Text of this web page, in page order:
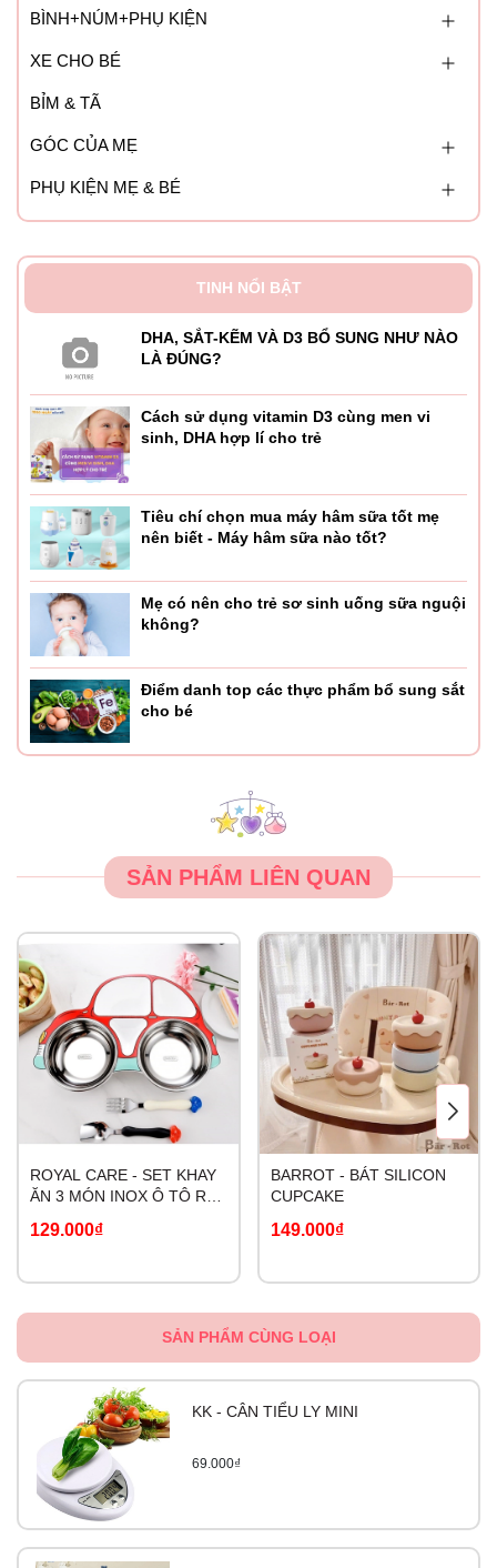
BÌNH+NÚM+PHỤ KIỆN
XE CHO BÉ
BỈM & TÃ
GÓC CỦA MẸ
PHỤ KIỆN MẸ & BÉ
TINH NỔI BẬT
DHA, SẮT-KẼM VÀ D3 BỔ SUNG NHƯ NÀO
LÀ ĐÚNG?
Cách sử dụng vitamin D3 cùng men vi
sinh, DHA hợp lí cho trẻ
Tiêu chí chọn mua máy hâm sữa tốt mẹ
nên biết - Máy hâm sữa nào tốt?
Mẹ có nên cho trẻ sơ sinh uống sữa nguội
không?
Điểm danh top các thực phẩm bổ sung sắt
cho bé
SẢN PHẨM LIÊN QUAN
ROYAL CARE - SET KHAY
ĂN 3 MÓN INOX Ô TÔ RC-
129.000₫
BARROT - BÁT SILICON
CUPCAKE
149.000₫
SẢN PHẨM CÙNG LOẠI
KK - CÂN TIỂU LY MINI
69.000₫